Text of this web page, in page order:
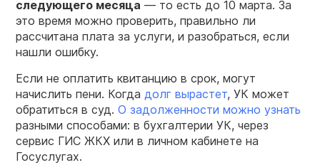
следующего месяца — то есть до 10 марта. За
это время можно проверить, правильно ли
рассчитана плата за услуги, и разобраться, если
нашли ошибку.
Если не оплатить квитанцию в срок, могут
начислить пени. Когда долг вырастет, УК может
обратиться в суд. О задолженности можно узнать
разными способами: в бухгалтерии УК, через
сервис ГИС ЖКХ или в личном кабинете на
Госуслугах.